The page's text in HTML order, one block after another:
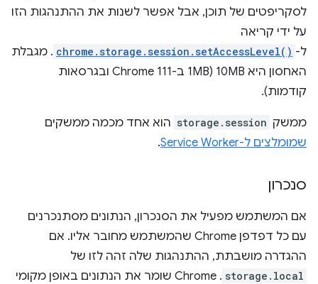
לסקריפטים של תוכן, אבל אפשר לשנות את ההתנהגות הזו
על ידי קריאה
ל- chrome.storage.session.setAccessLevel() . מגבלת
האחסון היא 10MB (1MB ב-Chrome 111 ובגרסאות
קודמות).
ממשק storage.session הוא אחד מכמה ממשקים
שמומלצים ל-Service Worker
.
סנכרון
אם המשתמש מפעיל את הסנכרון, הנתונים מסתנכרנים
עם כל דפדפן Chrome שהמשתמש מחובר אליו. אם
ההגדרה מושבתת, ההתנהגות שלה זהה לזו של
storage.local
. ‫Chrome שומר את הנתונים באופן מקומי